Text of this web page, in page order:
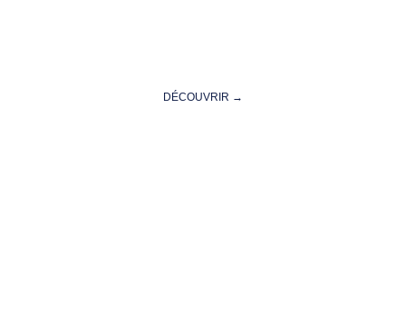
DÉCOUVRIR →